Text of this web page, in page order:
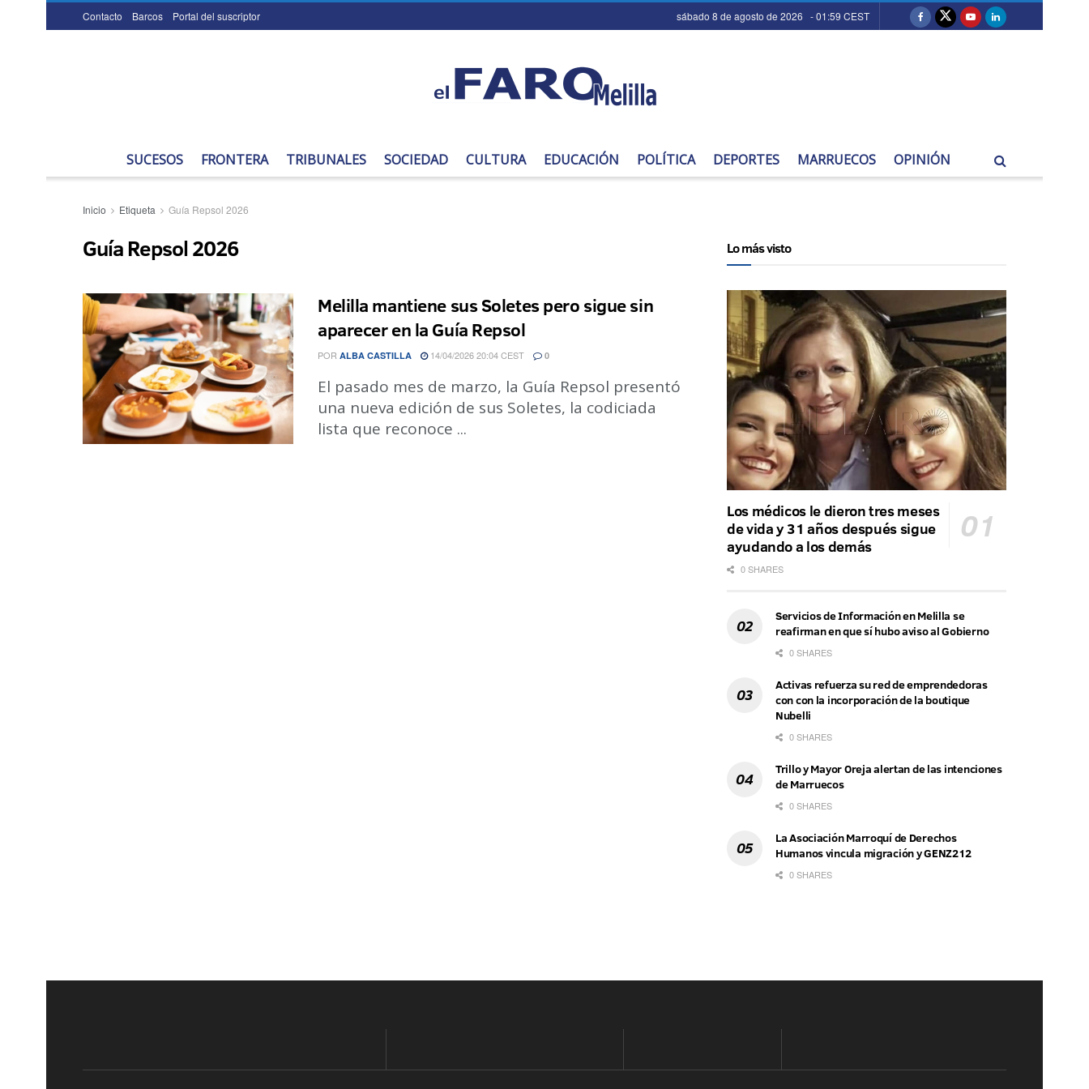
Contacto Barcos Portal del suscriptor sábado 8 de agosto de 2026 - 01:59 CEST
SUCESOS FRONTERA TRIBUNALES SOCIEDAD CULTURA EDUCACIÓN POLÍTICA DEPORTES MARRUECOS OPINIÓN
Inicio Etiqueta Guía Repsol 2026
Guía Repsol 2026
Melilla mantiene sus Soletes pero sigue sin
aparecer en la Guía Repsol
POR ALBA CASTILLA 14/04/2026 20:04 CEST 0
El pasado mes de marzo, la Guía Repsol presentó
una nueva edición de sus Soletes, la codiciada
lista que reconoce ...
Lo más visto
Los médicos le dieron tres meses
de vida y 31 años después sigue
ayudando a los demás
0 SHARES
Servicios de Información en Melilla se
reafirman en que sí hubo aviso al Gobierno
0 SHARES
Activas refuerza su red de emprendedoras
con con la incorporación de la boutique
Nubelli
0 SHARES
Trillo y Mayor Oreja alertan de las intenciones
de Marruecos
0 SHARES
La Asociación Marroquí de Derechos
Humanos vincula migración y GENZ212
0 SHARES